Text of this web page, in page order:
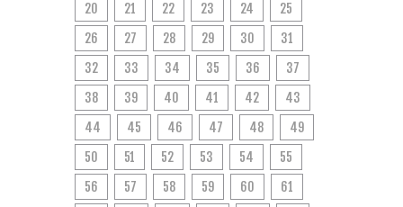
20
21 22 23 24
25
26
27 28 29 30
31
32
33 34 35 36
37
38
39 40 41 42
43
44
45 46 47 48
49
50
51 52 53 54
55
56
57 58 59 60
61